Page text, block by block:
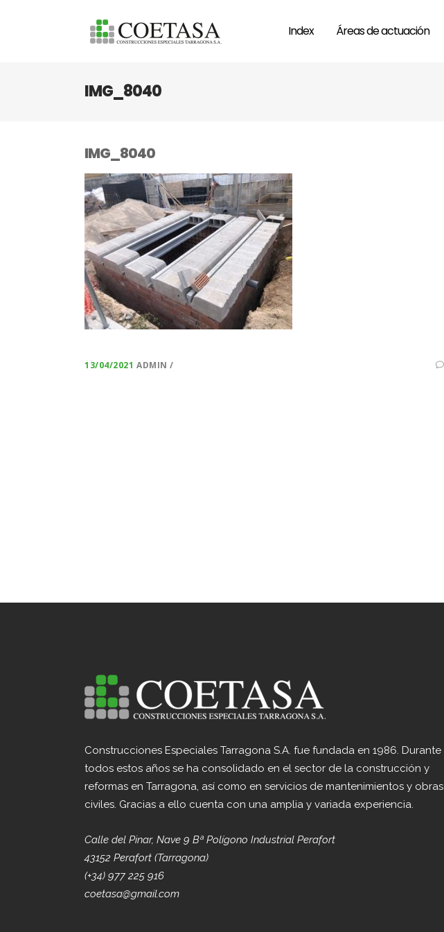
Index Áreas de actuación
IMG_8040
IMG_8040
13/04/2021 ADMIN
Construcciones Especiales Tarragona S.A. fue fundada en 1986. Durante
todos estos años se ha consolidado en el sector de la construcción y
reformas en Tarragona, así como en servicios de mantenimientos y obras
civiles. Gracias a ello cuenta con una amplia y variada experiencia.
Calle del Pinar, Nave 9 Bª Polígono Industrial Perafort
43152 Perafort (Tarragona)
(+34) 977 225 916
coetasa@gmail.com